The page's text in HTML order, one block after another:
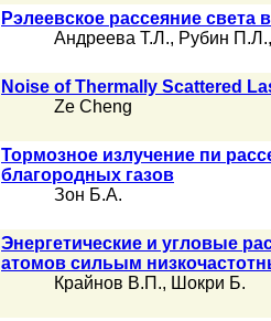
Рэлеевское рассеяние
Андреева Т.Л., Рубин П.Л.
Noise of Thermally Scattered
Ze Cheng
Тормозное излучение пи
благородных газов
Зон Б.А.
Энергетические и угловые
атомов сильым
Крайнов В.П., Шокри Б.